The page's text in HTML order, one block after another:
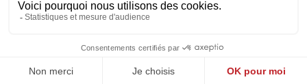
Salut, splendeur radieuse :